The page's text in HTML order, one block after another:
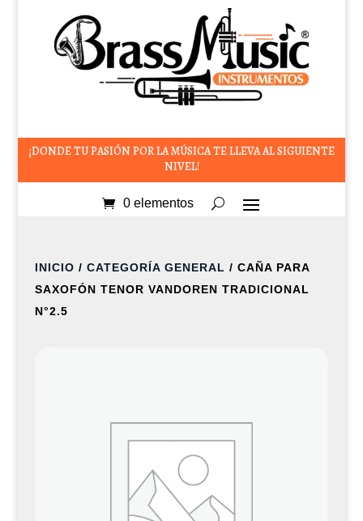
¡DONDE TU PASIÓN POR LA MÚSICA TE LLEVA AL SIGUIENTE
NIVEL!
0 elementos
INICIO / CATEGORÍA GENERAL / CAÑA PARA
SAXOFÓN TENOR VANDOREN TRADICIONAL
N°2.5